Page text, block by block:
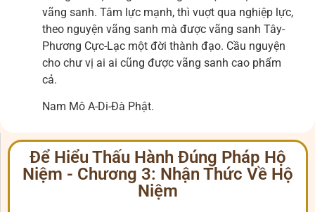
vãng sanh. Tâm lực mạnh, thì vuợt qua nghiệp lực,
theo nguyện vãng sanh mà được vãng sanh Tây-
Phương Cực-Lạc một đời thành đạo. Cầu nguyện
cho chư vị ai ai cũng được vãng sanh cao phẩm
cả.
Nam Mô A-Di-Đà Phật.
Để Hiểu Thấu Hành Đúng Pháp Hộ
Niệm - Chương 3: Nhận Thức Về Hộ
Niệm